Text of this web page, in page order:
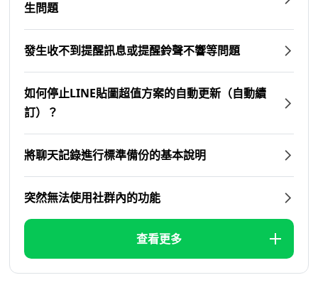
生問題
發生收不到提醒訊息或提醒鈴聲不響等問題
如何停止LINE貼圖超值方案的自動更新（自動續
訂）？
將聊天記錄進行標準備份的基本說明
突然無法使用社群內的功能
查看更多